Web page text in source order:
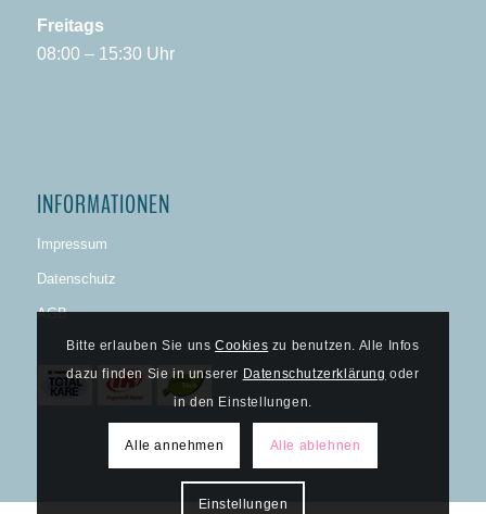
Freitags
08:00 – 15:30 Uhr
INFORMATIONEN
Impressum
Datenschutz
AGB
Bitte erlauben Sie unsCookies zu benutzen. Alle Infos
dazu finden Sie in unserer Datenschutzerklärung oder
in den Einstellungen.
Alle annehmen Alle ablehnen
Einstellungen